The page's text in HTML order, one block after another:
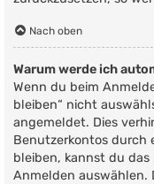
Nach oben
Warum werde ich
Wenn du beim
bleiben“ nicht
angemeldet. Dies
Benutzerkontos durch
bleiben, kannst du das
Anmelden auswählen.